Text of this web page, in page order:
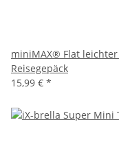
miniMAX® Flat
Reisegepäck
15,99 € *